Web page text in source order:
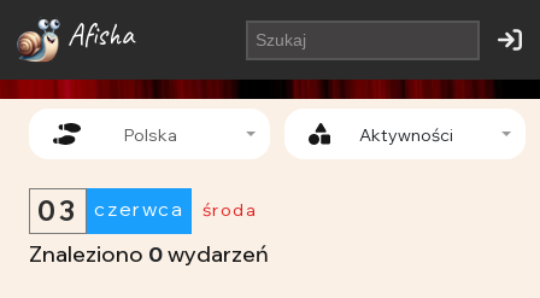
Afisha
środa
czerwca
03
Znaleziono 0wydarzeń
Polska Aktywności